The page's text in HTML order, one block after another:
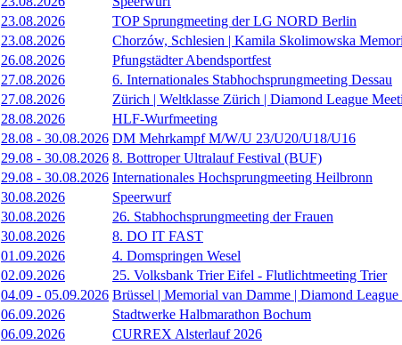
23.08.2026
TOP Sprungmeeting der LG NORD Berlin
23.08.2026
Chorzów, Schlesien | Kamila Skolimowska
26.08.2026
Pfungstädter Abendsportfest
27.08.2026
6. Internationales Stabhochsprungmeeting Dessau
27.08.2026
Zürich | Weltklasse Zürich | Diamond League
28.08.2026
HLF-Wurfmeeting
28.08 - 30.08.2026 DM Mehrkampf M/W/U 23/U20/U18/U16
29.08 - 30.08.2026 8. Bottroper Ultralauf Festival (BUF)
29.08 - 30.08.2026 Internationales Hochsprungmeeting Heilbronn
30.08.2026
Speerwurf
30.08.2026
26. Stabhochsprungmeeting der Frauen
30.08.2026
8. DO IT FAST
01.09.2026
4. Domspringen Wesel
02.09.2026
25. Volksbank Trier Eifel - Flutlichtmeeting Trier
04.09 - 05.09.2026 Brüssel | Memorial van Damme | Diamond League
06.09.2026
Stadtwerke Halbmarathon Bochum
06.09.2026
CURREX Alsterlauf 2026